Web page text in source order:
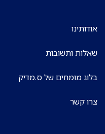
אודותינו
שאלות ותשובות
בלוג מומחים של ס.מדיק
צרו קשר